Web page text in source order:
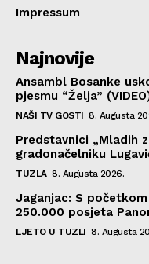
Impressum
Najnovije
Ansambl Bosanke
pjesmu “Želja”
NAŠI TV GOSTI 8. Augusta
Predstavnici „Mladih
gradonačelniku
TUZLA 8. Augusta 2026.
Jaganjac: S
250.000 posjeta
LJETO U TUZLI 8. Augusta